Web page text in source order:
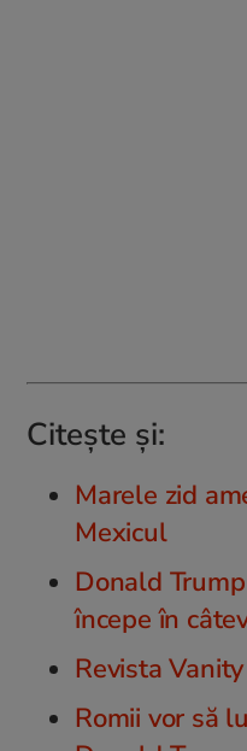
Citește și:
Marele zid
Mexicul
Donald
începe în
Revista
Romii vor să